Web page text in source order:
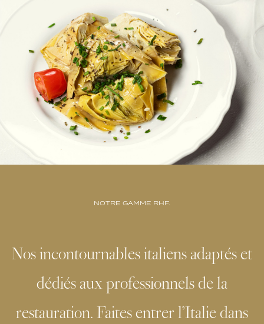
NOTRE GAMME RHF.
Nos incontournables italiens adaptés et
dédiés aux professionnels de la
restauration. Faites entrer l’Italie dans